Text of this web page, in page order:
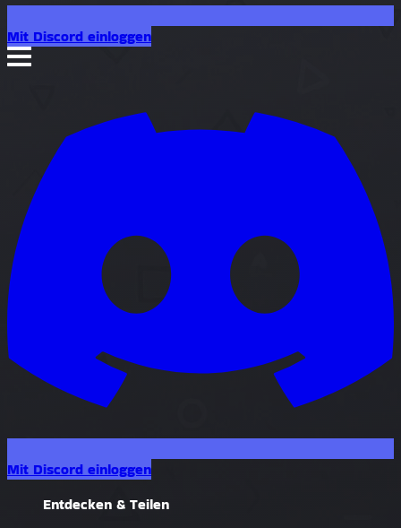
Mit Discord einloggen
Mit Discord einloggen
Entdecken & Teilen